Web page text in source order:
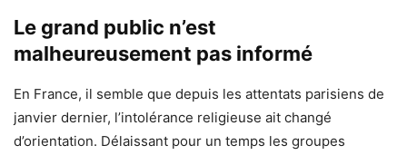
Le grand public n’est
malheureusement pas informé
En France, il semble que depuis les attentats parisiens de
janvier dernier, l’intolérance religieuse ait changé
d’orientation. Délaissant pour un temps les groupes